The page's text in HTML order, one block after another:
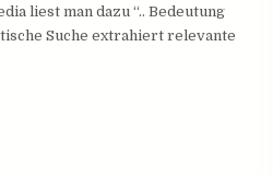
liest man dazu “.. Bedeutung
Suche extrahiert relevante